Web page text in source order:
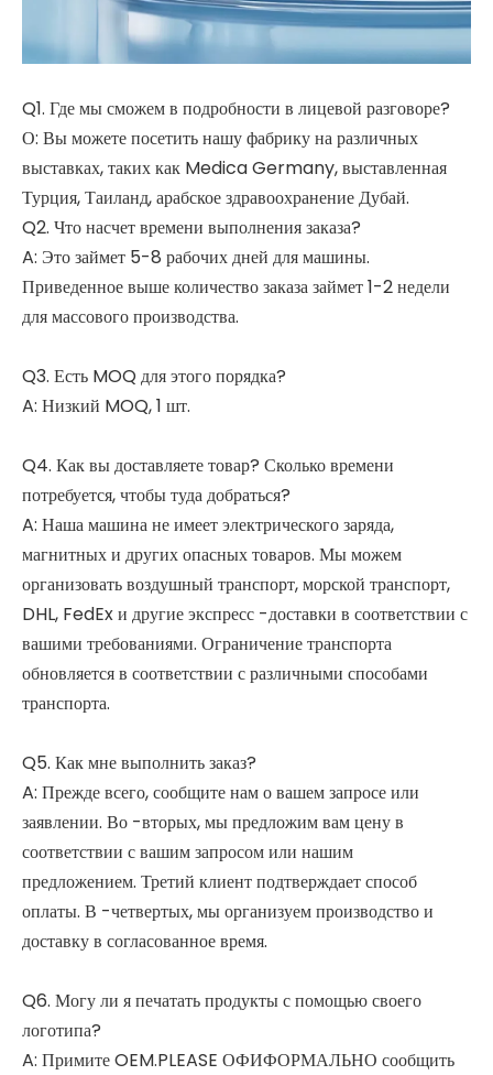
Q1. Где мы сможем в подробности в лицевой разговоре?
О: Вы можете посетить нашу фабрику на различных
выставках, таких как Medica Germany, выставленная
Турция, Таиланд, арабское здравоохранение Дубай.
Q2. Что насчет времени выполнения заказа?
A: Это займет 5-8 рабочих дней для машины.
Приведенное выше количество заказа займет 1-2 недели
для массового производства.
Q3. Есть MOQ для этого порядка?
A: Низкий MOQ, 1 шт.
Q4. Как вы доставляете товар? Сколько времени
потребуется, чтобы туда добраться?
A: Наша машина не имеет электрического заряда,
магнитных и других опасных товаров. Мы можем
организовать воздушный транспорт, морской транспорт,
DHL, FedEx и другие экспресс -доставки в соответствии с
вашими требованиями. Ограничение транспорта
обновляется в соответствии с различными способами
транспорта.
Q5. Как мне выполнить заказ?
A: Прежде всего, сообщите нам о вашем запросе или
заявлении. Во -вторых, мы предложим вам цену в
соответствии с вашим запросом или нашим
предложением. Третий клиент подтверждает способ
оплаты. В -четвертых, мы организуем производство и
доставку в согласованное время.
Q6. Могу ли я печатать продукты с помощью своего
логотипа?
A: Примите OEM.PLEASE ОФИФОРМАЛЬНО сообщить